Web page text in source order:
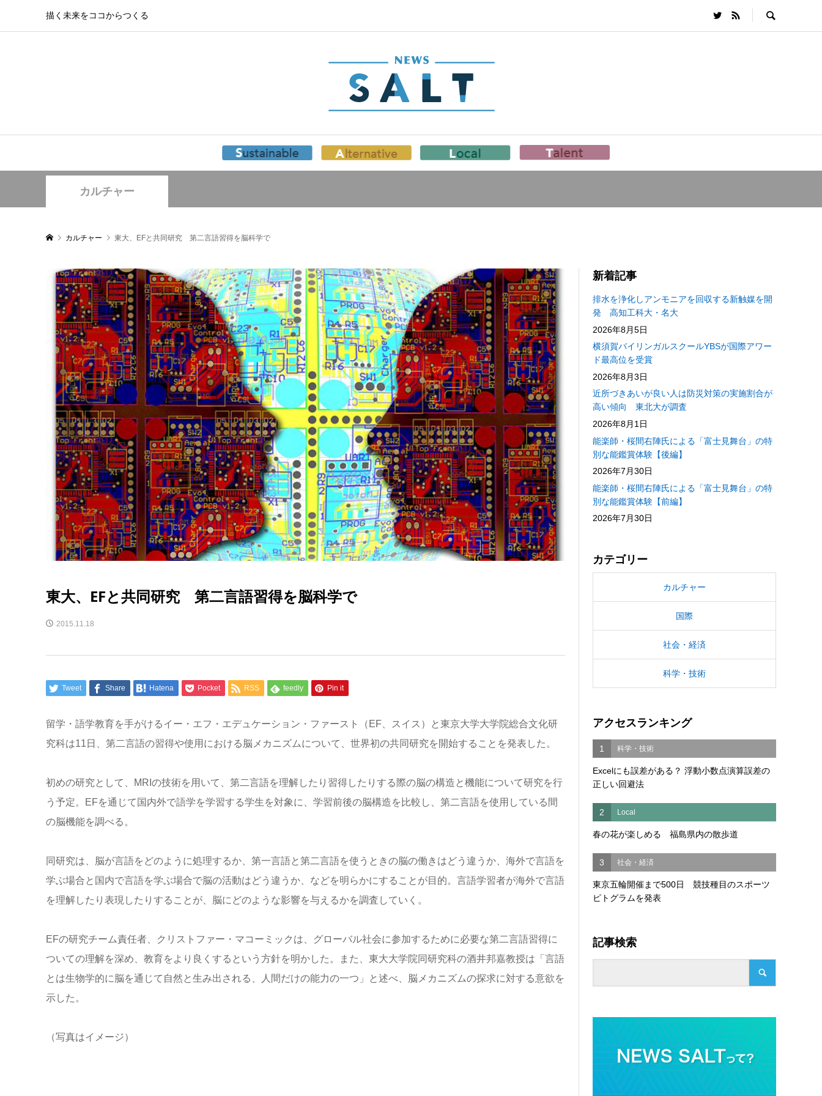
描く未来をココからつくる
カルチャー
カルチャー 東大、EFと共同研究 第二言語習得を脳科学で
東大、EFと共同研究 第二言語習得を脳科学で
2015.11.18
Tweet Share Hatena Pocket RSS feedly Pin it
留学・語学教育を手がけるイー・エフ・エデュケーション・ファースト（EF、スイス）と東京大学大学院総合文化研
究科は11日、第二言語の習得や使用における脳メカニズムについて、世界初の共同研究を開始することを発表した。
初めの研究として、MRIの技術を用いて、第二言語を理解したり習得したりする際の脳の構造と機能について研究を行
う予定。EFを通じて国内外で語学を学習する学生を対象に、学習前後の脳構造を比較し、第二言語を使用している間
の脳機能を調べる。
同研究は、脳が言語をどのように処理するか、第一言語と第二言語を使うときの脳の働きはどう違うか、海外で言語を
学ぶ場合と国内で言語を学ぶ場合で脳の活動はどう違うか、などを明らかにすることが目的。言語学習者が海外で言語
を理解したり表現したりすることが、脳にどのような影響を与えるかを調査していく。
EFの研究チーム責任者、クリストファー・マコーミックは、グローバル社会に参加するために必要な第二言語習得に
ついての理解を深め、教育をより良くするという方針を明かした。また、東大大学院同研究科の酒井邦嘉教授は「言語
とは生物学的に脳を通じて自然と生み出される、人間だけの能力の一つ」と述べ、脳メカニズムの探求に対する意欲を
示した。
（写真はイメージ）
新着記事
排水を浄化しアンモニアを回収する新触媒を開
発 高知工科大・名大
2026年8月5日
横須賀バイリンガルスクールYBSが国際アワー
ド最高位を受賞
2026年8月3日
近所づきあいが良い人は防災対策の実施割合が
高い傾向 東北大が調査
2026年8月1日
能楽師・桜間右陣氏による「富士見舞台」の特
別な能鑑賞体験【後編】
2026年7月30日
能楽師・桜間右陣氏による「富士見舞台」の特
別な能鑑賞体験【前編】
2026年7月30日
カテゴリー
カルチャー
国際
社会・経済
科学・技術
アクセスランキング
1 科学・技術
Excelにも誤差がある？ 浮動小数点演算誤差の
正しい回避法
2 Local
春の花が楽しめる 福島県内の散歩道
3 社会・経済
東京五輪開催まで500日 競技種目のスポーツ
ピトグラムを発表
記事検索